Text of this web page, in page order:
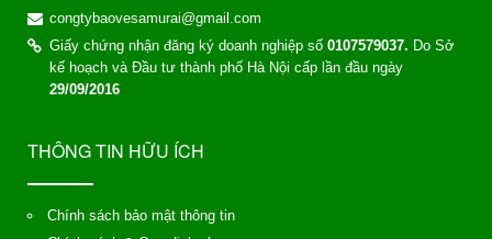
congtybaovesamurai@gmail.com
Giấy chứng nhận đăng ký doanh nghiệp số 0107579037. Do Sở
kế hoạch và Đầu tư thành phố Hà Nội cấp lần đầu ngày
29/09/2016
THÔNG TIN HỮU ÍCH
Chính sách bảo mật thông tin